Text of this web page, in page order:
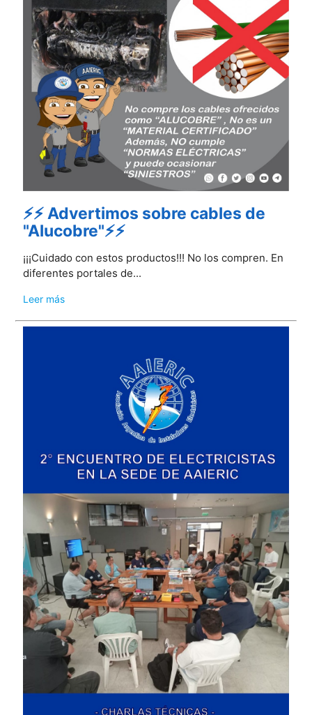
⚡⚡ Advertimos sobre cables de
"Alucobre"⚡⚡
¡¡¡Cuidado con estos productos!!! No los compren. En
diferentes portales de...
Leer más